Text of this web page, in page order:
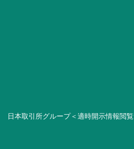
日本取引所グループ＜適時開示情報閲